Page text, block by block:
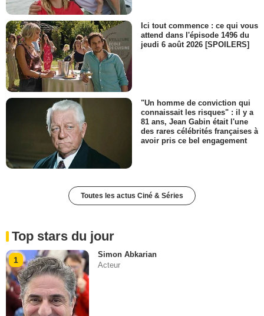
Ici tout commence : ce qui vous
attend dans l'épisode 1496 du
jeudi 6 août 2026 [SPOILERS]
"Un homme de conviction qui
connaissait les risques" : il y a
81 ans, Jean Gabin était l'une
des rares célébrités françaises à
avoir pris ce bel engagement
Toutes les actus Ciné & Séries
Top stars du jour
1
Simon Abkarian
Acteur